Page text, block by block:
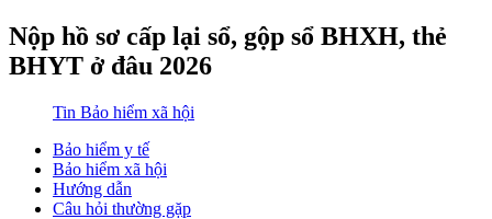
Nộp hồ sơ cấp lại sổ, gộp sổ BHXH, thẻ
BHYT ở đâu 2026
Tin Bảo hiểm xã hội
Bảo hiểm y tế
Bảo hiểm xã hội
Hướng dẫn
Câu hỏi thường gặp